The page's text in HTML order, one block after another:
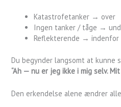
Katastrofetanker → over
Ingen tanker / tåge →
Reflekterende → indenfor
Du begynder langsomt at kunne
“Ah — nu er jeg ikke i mig selv.
Den erkendelse alene ændrer